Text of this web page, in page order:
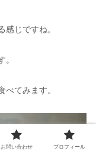
じですね。
てみます。
お問い合わせ プロフィール